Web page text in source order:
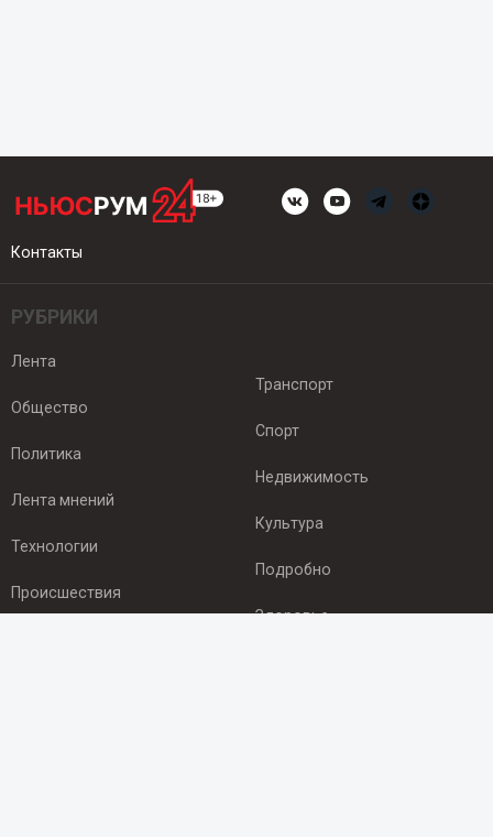
Контакты
РУБРИКИ
Лента
Общество
Политика
Лента мнений
Технологии
Происшествия
Транспорт
Спорт
Недвижимость
Культура
Подробно
Здоровье